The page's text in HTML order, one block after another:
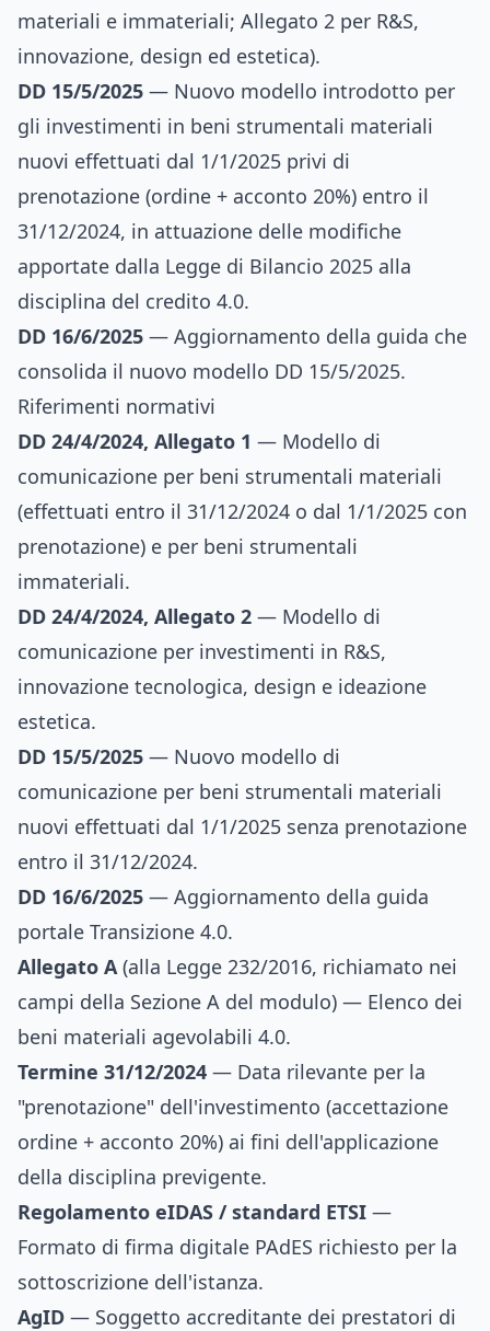
materiali e immateriali; Allegato 2 per R&S,
innovazione, design ed estetica).
DD 15/5/2025 — Nuovo modello introdotto per
gli investimenti in beni strumentali materiali
nuovi effettuati dal 1/1/2025 privi di
prenotazione (ordine + acconto 20%) entro il
31/12/2024, in attuazione delle modifiche
apportate dalla Legge di Bilancio 2025 alla
disciplina del credito 4.0.
DD 16/6/2025 — Aggiornamento della guida che
consolida il nuovo modello DD 15/5/2025.
Riferimenti normativi
DD 24/4/2024, Allegato 1 — Modello di
comunicazione per beni strumentali materiali
(effettuati entro il 31/12/2024 o dal 1/1/2025 con
prenotazione) e per beni strumentali
immateriali.
DD 24/4/2024, Allegato 2 — Modello di
comunicazione per investimenti in R&S,
innovazione tecnologica, design e ideazione
estetica.
DD 15/5/2025 — Nuovo modello di
comunicazione per beni strumentali materiali
nuovi effettuati dal 1/1/2025 senza prenotazione
entro il 31/12/2024.
DD 16/6/2025 — Aggiornamento della guida
portale Transizione 4.0.
Allegato A(alla Legge 232/2016, richiamato nei
campi della Sezione A del modulo) — Elenco dei
beni materiali agevolabili 4.0.
Termine 31/12/2024 — Data rilevante per la
"prenotazione" dell'investimento (accettazione
ordine + acconto 20%) ai fini dell'applicazione
della disciplina previgente.
Regolamento eIDAS / standard ETSI —
Formato di firma digitale PAdES richiesto per la
sottoscrizione dell'istanza.
AgID — Soggetto accreditante dei prestatori di